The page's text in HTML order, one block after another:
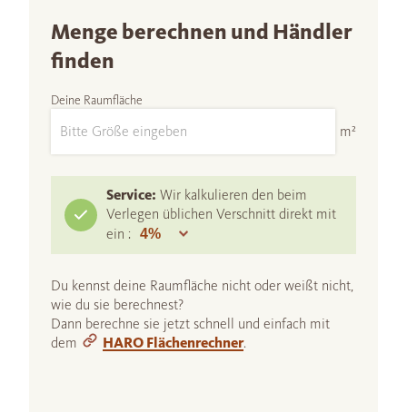
Menge berechnen und Händler
finden
Deine Raumfläche
m²
Service: Wir kalkulieren den beim
Verlegen üblichen Verschnitt direkt mit
ein :
Du kennst deine Raumfläche nicht oder weißt nicht,
wie du sie berechnest?
Dann berechne sie jetzt schnell und einfach mit
dem
HARO Flächenrechner.